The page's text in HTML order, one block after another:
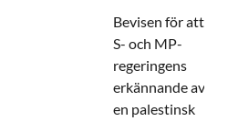
Bevisen för att
S- och MP-
regeringens
erkännande av
en palestinsk